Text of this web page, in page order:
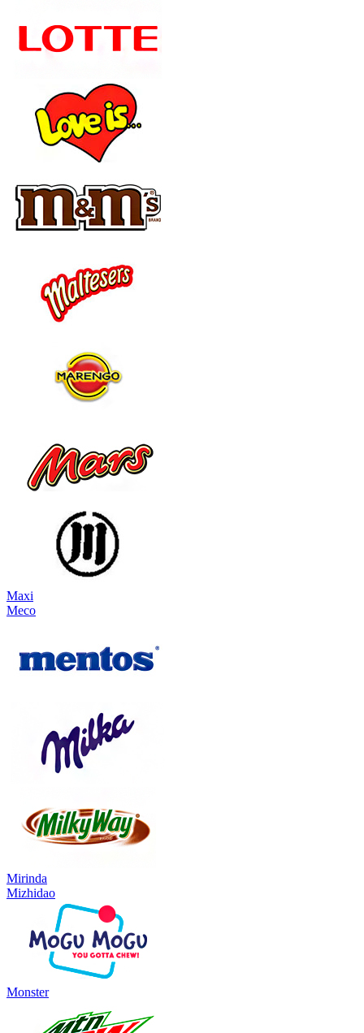
Maxi
Meco
Mirinda
Mizhidao
Monster